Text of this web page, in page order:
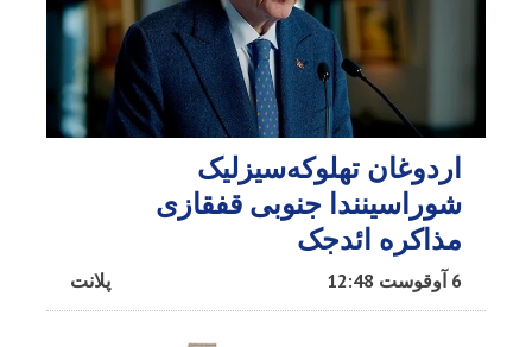
اردوغان تهلوکه‌سیزلیک
شوراسینندا جنوبی قفقازی
مذاکره ائد‌جک
پلانت 6 آوقوست 12:48